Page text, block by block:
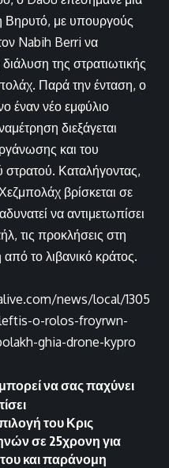
Βηρυτό, με υπουργούς
Nabih Berri να
της στρατιωτικής
Παρά την ένταση, ο
έναν νέο εμφύλιο
διεξάγεται
και του
στρατού. Καταλήγοντας,
βρίσκεται σε
να αντιμετωπίσει
τις προκλήσεις στη
από το λιβανικό κράτος.
news/local/1305
o-rolos-froyrwn-
ghia-drone-kypro
μπορεί να σας παχύνει
του Κρις
σε 25χρονη για
και παράνομη